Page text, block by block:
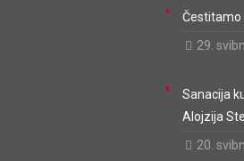
Čestitamo
29.
Sanacija
Alojzija
20.